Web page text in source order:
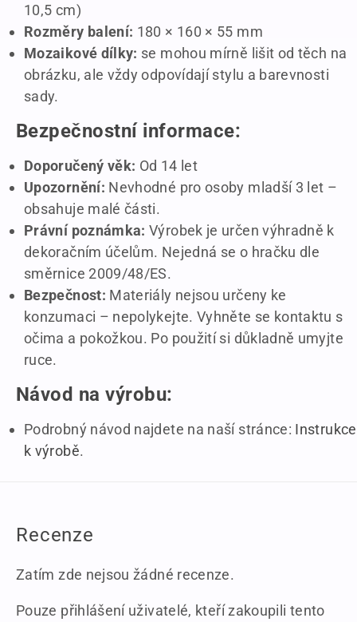
10,5 cm)
Rozměry balení: 180 × 160 × 55 mm
Mozaikové dílky: se mohou mírně lišit od těch na
obrázku, ale vždy odpovídají stylu a barevnosti
sady.
Bezpečnostní informace:
Doporučený věk: Od 14 let
Upozornění: Nevhodné pro osoby mladší 3 let –
obsahuje malé části.
Právní poznámka: Výrobek je určen výhradně k
dekoračním účelům. Nejedná se o hračku dle
směrnice 2009/48/ES.
Bezpečnost: Materiály nejsou určeny ke
konzumaci – nepolykejte. Vyhněte se kontaktu s
očima a pokožkou. Po použití si důkladně umyjte
ruce.
Návod na výrobu:
Podrobný návod najdete na naší stránce: Instrukce
k výrobě.
Recenze
Zatím zde nejsou žádné recenze.
Pouze přihlášení uživatelé, kteří zakoupili tento